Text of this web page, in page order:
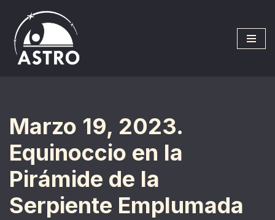
Saltar
al
contenido
Marzo 19, 2023.
Equinoccio en la
Pirámide de la
Serpiente Emplumada